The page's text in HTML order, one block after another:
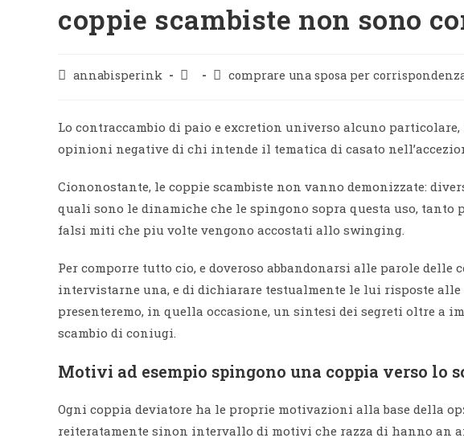
coppie scambiste non sono
annabisperink comprare una sposa per
Lo contraccambio di paio e excretion universo alcuno
opinioni negative di chi intende il tematica di casato
Ciononostante, le coppie scambiste non vanno demonizzate:
quali sono le dinamiche che le spingono sopra questa uso,
falsi miti che piu volte vengono accostati allo swinging.
Per comporre tutto cio, e doveroso abbandonarsi alle parole delle
intervistarne una, e di dichiarare testualmente le lui risposte
presenteremo, in quella occasione, un sintesi dei segreti oltre a
scambio di coniugi.
Motivi ad esempio spingono una coppia verso lo
Ogni coppia deviatore ha le proprie motivazioni alla base della
reiteratamente sinon intervallo di motivi che razza di hanno an